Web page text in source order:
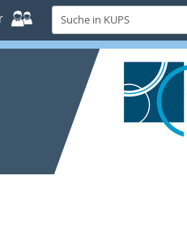
Suche
in
KUPS